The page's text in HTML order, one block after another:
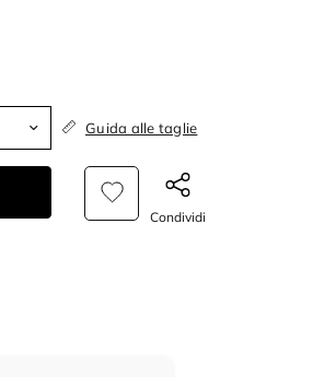
Guida alle taglie
Condividi